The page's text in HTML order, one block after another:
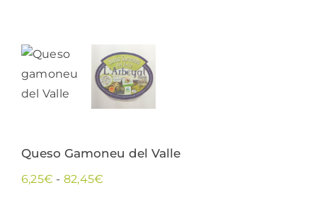
Queso Gamoneu del Valle
6,25€ - 82,45€